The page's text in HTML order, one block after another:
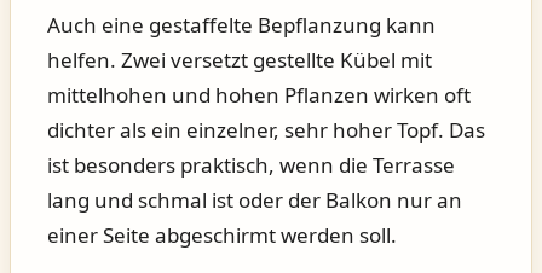
Auch eine gestaffelte Bepflanzung kann
helfen. Zwei versetzt gestellte Kübel mit
mittelhohen und hohen Pflanzen wirken oft
dichter als ein einzelner, sehr hoher Topf. Das
ist besonders praktisch, wenn die Terrasse
lang und schmal ist oder der Balkon nur an
einer Seite abgeschirmt werden soll.